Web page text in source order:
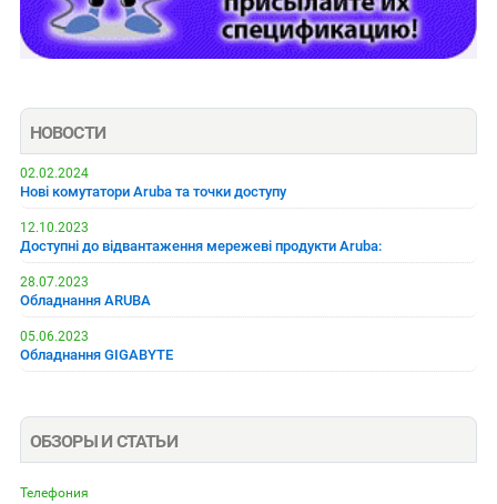
НОВОСТИ
02.02.2024
Нові комутатори Aruba та точки доступу
12.10.2023
Доступні до відвантаження мережеві продукти Aruba:
28.07.2023
Обладнання ARUBA
05.06.2023
Обладнання GIGABYTE
ОБЗОРЫ И СТАТЬИ
Телефония